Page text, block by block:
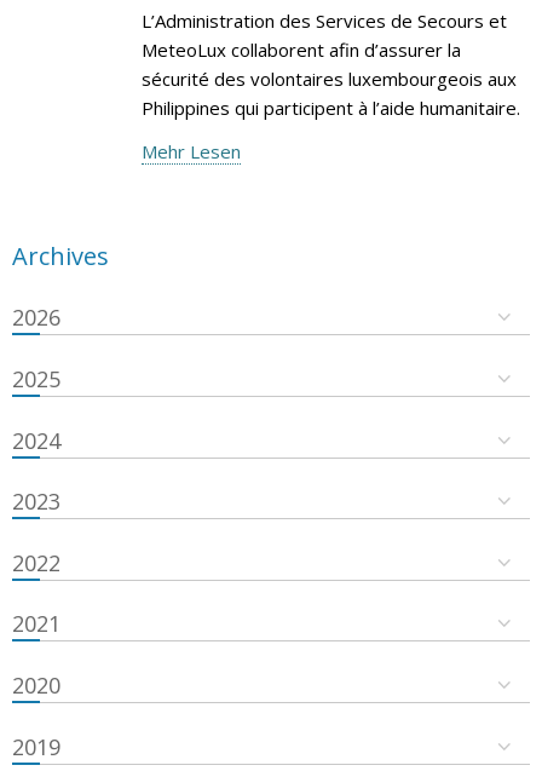
L’Administration des Services de Secours et
MeteoLux collaborent afin d’assurer la
sécurité des volontaires luxembourgeois aux
Philippines qui participent à l’aide humanitaire.
Mehr Lesen
Archives
2026
2025
2024
2023
2022
2021
2020
2019